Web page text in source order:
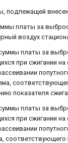
подлежащей
платы за
воздух
платы за
при сжигании
показателя
платы за
при сжигании
соответствующего